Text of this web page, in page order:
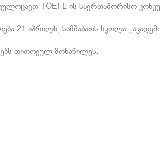
TOEFL-ის საერთაშორისო
21 აპრილს, სამშაბათს სკოლა
თითოეულ მონაწილეს.